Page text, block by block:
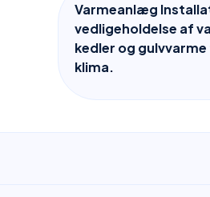
Varmeanlæg
vedligeholdelse af
kedler og
klima.